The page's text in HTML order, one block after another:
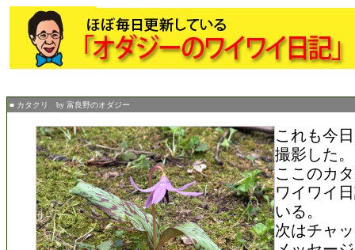
■ カタクリ by 富良野のオダジー
これも今
撮影した。
ここのカ
ワイワイ
いる。
次はチャ